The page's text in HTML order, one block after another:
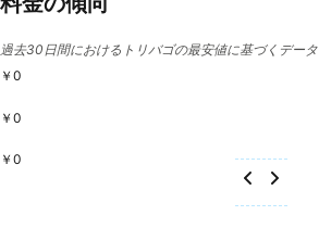
過去30日間におけるトリバゴの最安値に基づくデータ
￥0
￥0
￥0